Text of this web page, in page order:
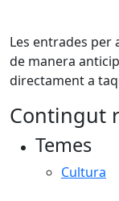
Les entrades per
de manera
directament a
Contingut
Temes
Cultura